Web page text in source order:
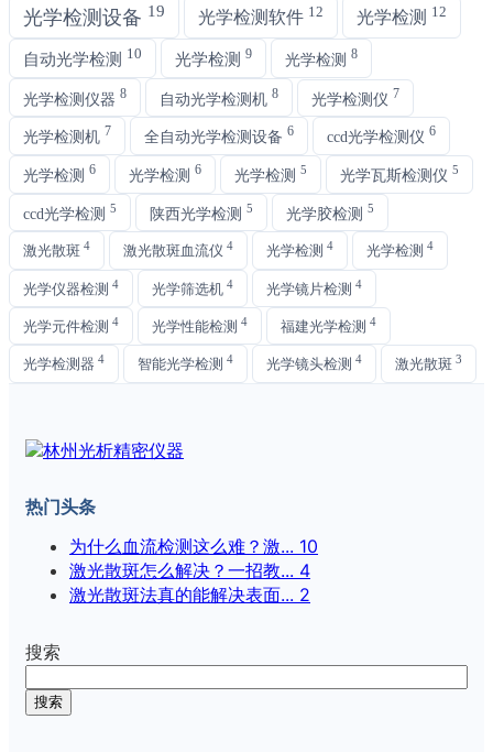
光学检测设备 19 光学检测软件 12 光学检测 12
自动光学检测 10 光学检测 9 光学检测 8
光学检测仪器 8 自动光学检测机 8 光学检测仪 7
光学检测机 7 全自动光学检测设备 6 ccd光学检测仪 6
光学检测 6 光学检测 6 光学检测 5 光学瓦斯检测仪 5
ccd光学检测 5 陕西光学检测 5 光学胶检测 5
激光散斑 4 激光散斑血流仪 4 光学检测 4 光学检测 4
光学仪器检测 4 光学筛选机 4 光学镜片检测 4
光学元件检测 4 光学性能检测 4 福建光学检测 4
光学检测器 4 智能光学检测 4 光学镜头检测 4 激光散斑 3
热门头条
为什么血流检测这么难？激... 10
激光散斑怎么解决？一招教... 4
激光散斑法真的能解决表面... 2
搜索
搜索